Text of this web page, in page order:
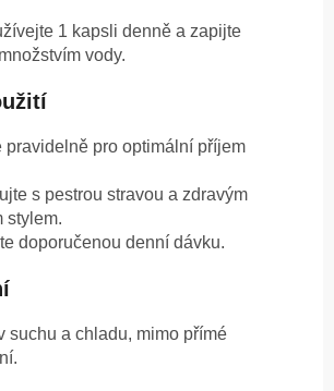
1 kapsli denně a zapijte
vody.
pravidelně pro optimální příjem
s pestrou stravou a zdravým
stylem.
doporučenou denní dávku.
suchu a chladu, mimo přímé